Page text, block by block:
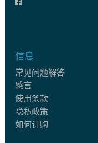
信息
常见问题解答
感言
使用条款
隐私政策
如何订购